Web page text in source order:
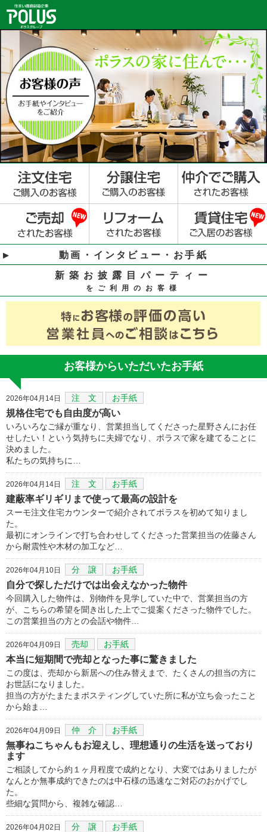
動画・インタビュー・お手紙
新築お披露目パーティー
をご利用のお客様
お客様からいただいたお手紙
2026年04月14日 注 文 お手紙
規格住宅でも自由度が高い
いろいろなご縁が重なり、営業担当してくださった星野さんにお任
せしたい！という気持ちに夫婦でなり、ポラスで家を建てることに
決めました。
私たちの気持ちに…
2026年04月14日 注 文 お手紙
建蔽率ギリギリまで使って最高の設計を
スーモ注文住宅カウンターで紹介されてポラスを初めて知りまし
た。
最初にオンラインで打ち合わせしてくださった営業担当の佐藤さん
から耐震性や木材の加工など…
2026年04月10日 分 譲 お手紙
自分で探しただけでは出会えなかった物件
今回購入した物件は、別物件を見学していた中で、営業担当の方
が、こちらの希望を聞き出した上でご提案くださった物件でした。
この営業担当の方との会話や物件…
2026年04月09日 売却 お手紙
本当に短期間で売却となった事に驚きました
この度は、売却から新居への住み替えまで、たくさんの担当の方に
お世話になりました。
担当の方がたまたまポスティングしていた所に私が立ち会ったこと
から始ま…
2026年04月09日 仲 介 お手紙
無事ねこちゃんもお迎えし、理想通りの生活を送っており
ます
ご相談してから約１ヶ月程度で成約となり、大変ではありましたが
なんとか無事成約できたのは中石様の迅速なご対応のおかげでし
た。
些細な質問から、複雑な確認…
2026年04月02日 分 譲 お手紙